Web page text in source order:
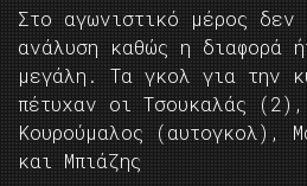
Στο αγωνιστικό μέρος δεν
ανάλυση καθώς η διαφορά
μεγάλη. Τα γκολ για την
πέτυχαν οι Τσουκαλάς
Κουρούμαλος (αυτογκολ),
και Μπιάζης